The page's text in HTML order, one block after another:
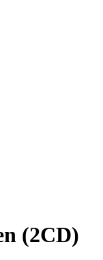
(2CD)